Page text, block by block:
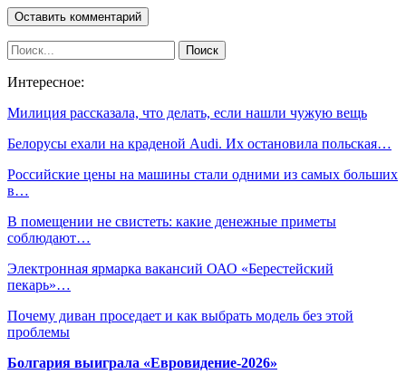
Интересное:
Милиция рассказала, что делать, если нашли чужую вещь
Белорусы ехали на краденой Audi. Их остановила польская…
Российские цены на машины стали одними из самых больших
в…
В помещении не свистеть: какие денежные приметы
соблюдают…
Электронная ярмарка вакансий ОАО «Берестейский
пекарь»…
Почему диван проседает и как выбрать модель без этой
проблемы
Болгария выиграла «Евровидение-2026»